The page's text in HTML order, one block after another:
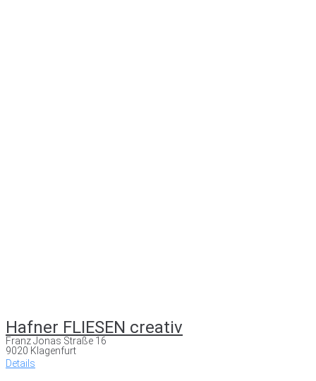
Hafner FLIESEN creativ
Franz Jonas Straße 16
9020 Klagenfurt
Details